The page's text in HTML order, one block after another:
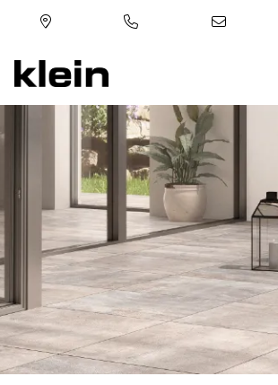
Inhalt